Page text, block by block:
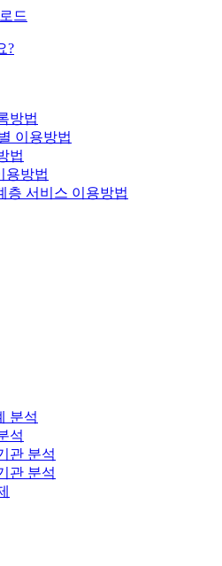
드
?
방법
이용방법
법
용방법
층 서비스 이용방법
분석
석
관 분석
관 분석